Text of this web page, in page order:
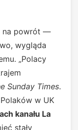
na powrót —
wygląda
„Polacy
Sunday Times.
w UK
kanału La
stały